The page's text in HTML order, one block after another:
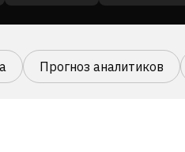
Прогноз аналитиков